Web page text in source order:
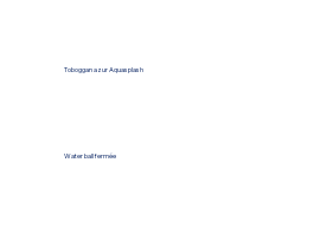
Toboggan azur Aquasplash
Water ball fermée